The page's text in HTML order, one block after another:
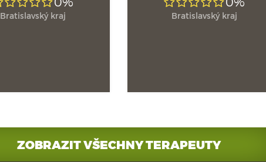
Bratislavský kraj Bratislavský kraj
ZOBRAZIT VŠECHNY TERAPEUTY